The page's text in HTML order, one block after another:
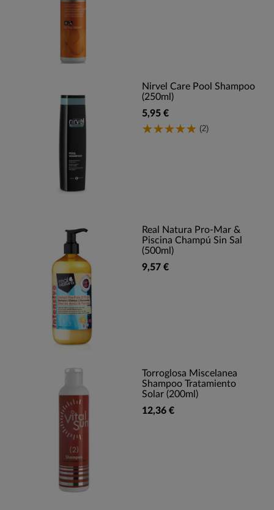
Nirvel Care Pool Shampoo
(250ml)
5,95 €
(2)
Real Natura Pro-Mar &
Piscina Champú Sin Sal
(500ml)
9,57 €
Torroglosa Miscelanea
Shampoo Tratamiento
Solar (200ml)
12,36 €